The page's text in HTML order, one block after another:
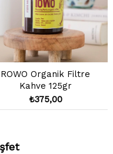
ROWO Organik Filtre
Kahve 125gr
₺375,00